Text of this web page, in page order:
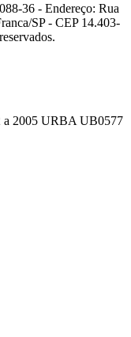
36 - Endereço: Rua
SP - CEP 14.403-
a 2005 URBA UB0577